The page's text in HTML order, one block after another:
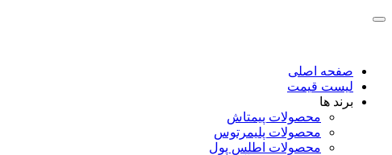
صفحه اصلی
لیست قیمت
برند ها
محصولات پیمتاش
محصولات پلیمرتوس
محصولات اطلس پول